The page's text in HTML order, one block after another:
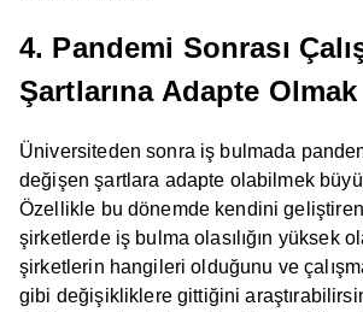
4. Pandemi Sonrası
Şartlarına Adapte Olmak
Üniversiteden sonra iş bulmada
değişen şartlara adapte olabilmek
Özellikle bu dönemde kendini
şirketlerde iş bulma olasılığın yüksek
şirketlerin hangileri olduğunu ve
gibi değişikliklere gittiğini